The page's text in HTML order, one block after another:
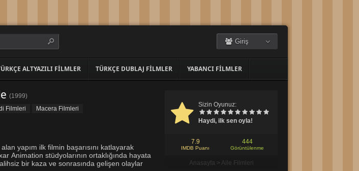
Giriş
ALTYAZILI FILMLER TÜRKÇE DUBLAJ FILMLER YABANCI FILMLER
Sizin Oyunuz:
Haydi, ilk sen oyla!
7.9
IMDB Puanı
444
Görüntülenme
Anasayfa > Aile Filmleri
(1999)
Filmleri Macera Filmleri
yapım ilk filmin başarısını katlayarak
Animation stüdyolarının ortaklığında hayata
bir kaza ve sonrasında gelişen olaylar